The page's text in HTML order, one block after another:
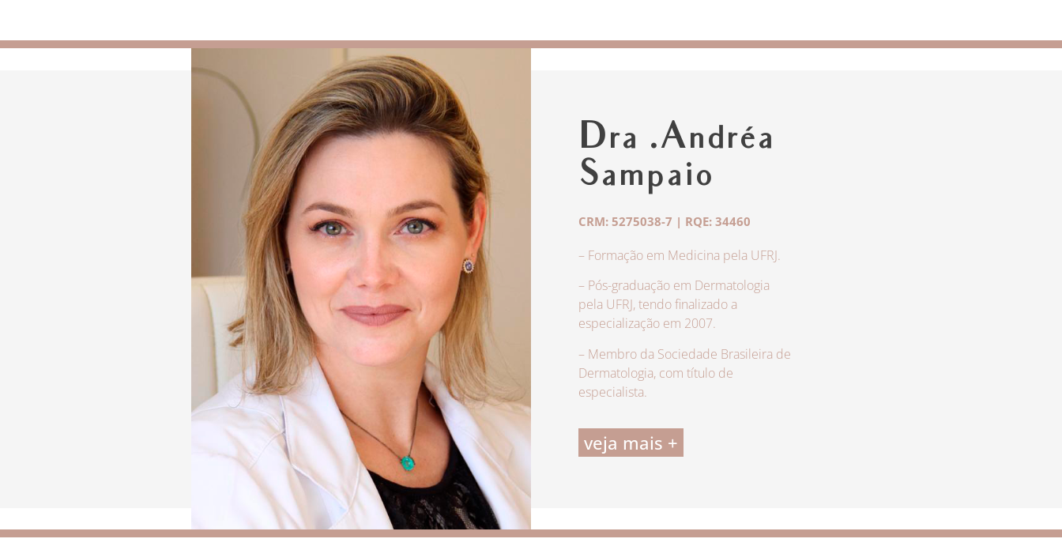
Dra .Andréa
Sampaio
CRM: 5275038-7 | RQE: 34460
– Formação em Medicina pela UFRJ.
– Pós-graduação em Dermatologia
pela UFRJ, tendo finalizado a
especialização em 2007.
– Membro da Sociedade Brasileira de
Dermatologia, com título de
especialista.
veja mais +